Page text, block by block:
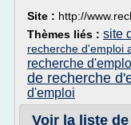
Site : http://
Thèmes liés : site
recherche d'emploi
recherche
de recherche
d'emploi
Voir la liste